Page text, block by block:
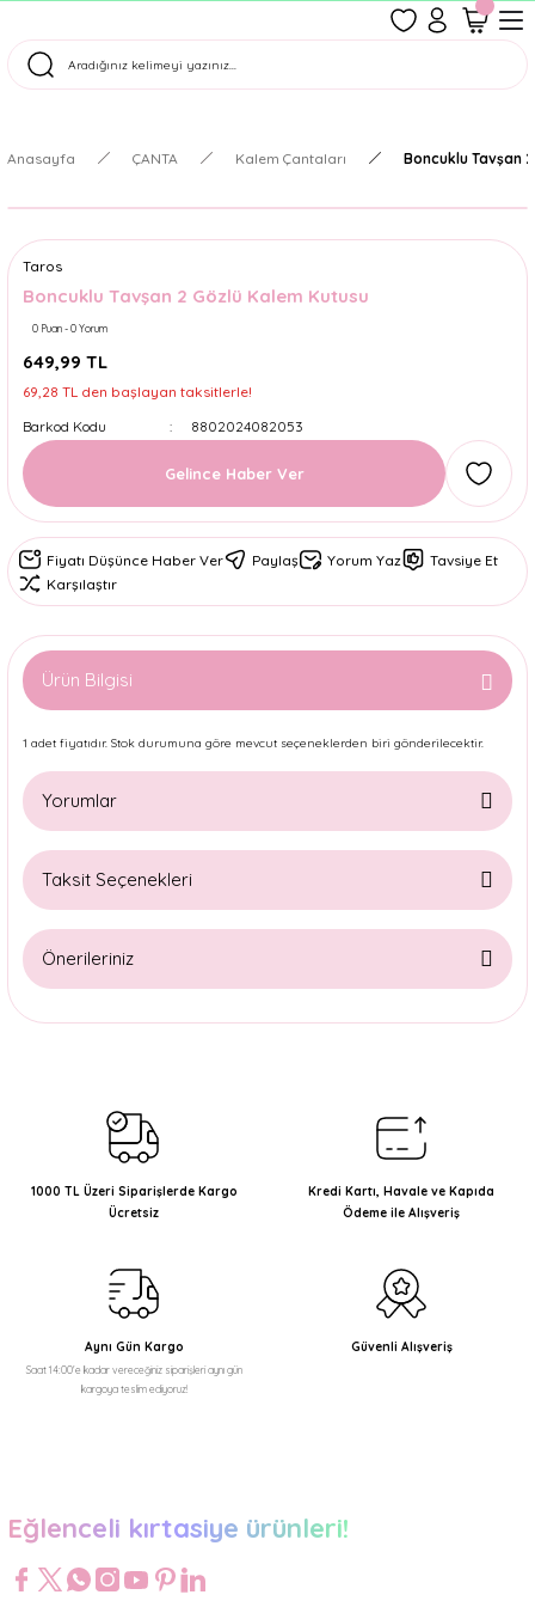
Tüm Siparişler Aynı Gün Kargoda!
Anasayfa ÇANTA Kalem Çantaları Boncuklu Tavşan
Taros
Boncuklu Tavşan 2 Gözlü Kalem Kutusu
0 Puan - 0 Yorum
649,99 TL
69,28 TL den başlayan taksitlerle!
Barkod Kodu
8802024082053
Gelince Haber Ver
Fiyatı Düşünce Haber Ver Paylaş Yorum Yaz
Tavsiye Et
Karşılaştır
Ürün Bilgisi
1 adet fiyatıdır. Stok durumuna göre mevcut seçeneklerden biri gönderilecektir.
Yorumlar
Taksit Seçenekleri
Önerileriniz
Bu ürünün fiyat bilgisi, resim, ürün açıklamalarında ve diğer
Ürün resmi kalitesiz, bozuk veya görüntülenemiyor.
Ürün açıklamasında eksik bilgiler bulunuyor.
Ürün bilgilerinde hatalar bulunuyor.
Bu ürüne benzer farklı alternatifler olmalı.
1000 TL Üzeri Siparişlerde Kargo
Ücretsiz
Kredi Kartı, Havale ve Kapıda
Ödeme ile Alışveriş
Aynı Gün Kargo
Saat 14:00'e kadar vereceğiniz siparişleri aynı gün
kargoya teslim ediyoruz!
Güvenli Alışveriş
Eğlenceli kırtasiye ürünleri!